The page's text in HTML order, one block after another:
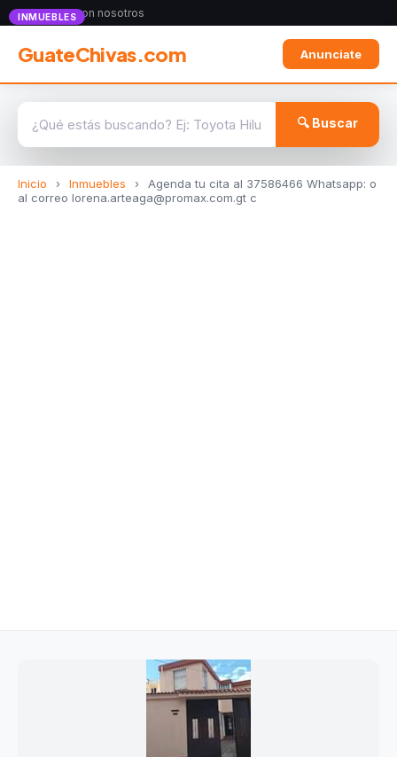
Anunciate con nosotros
GuateChivas.com Anunciate
🔍 Buscar
Inicio › Inmuebles ›
Agenda tu cita al 37586466 Whatsapp: o
al correo lorena.arteaga@promax.com.gt c
INMUEBLES